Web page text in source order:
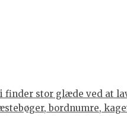
finder stor glæde ved at
bordnumre,